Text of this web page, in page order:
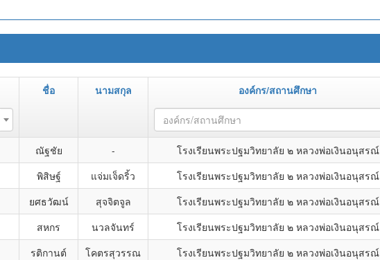
ชื่อ นามสกุล องค์กร/สถานศึกษา
องค์กร/สถานศึกษา
ณัฐชัย - โรงเรียนพระปฐมวิทยาลัย ๒ หลวงพ่อเงินอนุสรณ์
พิสิษฐ์ แจ่มเจ็ดริ้ว โรงเรียนพระปฐมวิทยาลัย ๒ หลวงพ่อเงินอนุสรณ์
ยศธวัฒน์ สุจจิตจูล โรงเรียนพระปฐมวิทยาลัย ๒ หลวงพ่อเงินอนุสรณ์
สหกร นวลจันทร์ โรงเรียนพระปฐมวิทยาลัย ๒ หลวงพ่อเงินอนุสรณ์
รติกานต์ โคตรสุวรรณ โรงเรียนพระปฐมวิทยาลัย ๒ หลวงพ่อเงินอนุสรณ์